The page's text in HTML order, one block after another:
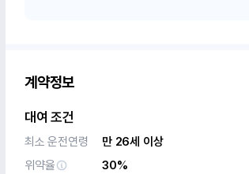
계약정보
대여 조건
최소 운전연령
만 26세 이상
위약율
30%